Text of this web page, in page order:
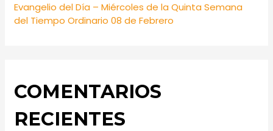
Evangelio del Día – Miércoles de la Quinta Semana
del Tiempo Ordinario 08 de Febrero
COMENTARIOS
RECIENTES